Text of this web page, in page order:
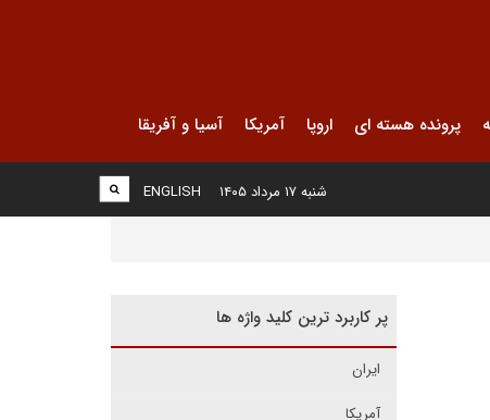
پرونده هسته ای اروپا آمریکا آسیا و آفریقا
ENGLISH شنبه ۱۷ مرداد ۱۴۰۵
پر کاربرد ترین کلید واژه ها
ایران
آمریکا